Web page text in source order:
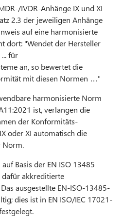
IVDR-Anhänge IX und XI
2.3 der jeweiligen Anhänge
auf eine harmonisierte
dort: "Wendet der Hersteller
für
an, so bewertet die
mit diesen Normen …"
harmonisierte Norm
ist, verlangen die
der Konformitäts-
oder XI automatisch die
Norm.
Basis der EN ISO 13485
akkreditierte
ausgestellte EN-ISO-13485-
dies ist in EN ISO/IEC 17021-